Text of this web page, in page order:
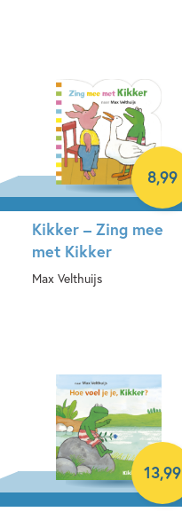
Kikker – Zing mee
met Kikker
Max Velthuijs
8,99
13,99